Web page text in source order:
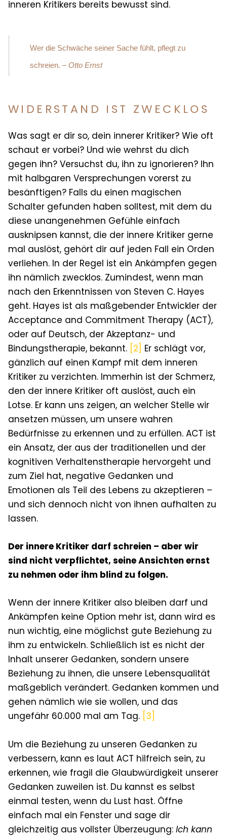
inneren Kritikers bereits bewusst sind.
Wer die Schwäche seiner Sache fühlt, pflegt zu
schreien. – Otto Ernst
WIDERSTAND IST ZWECKLOS
Was sagt er dir so, dein innerer Kritiker? Wie oft
schaut er vorbei? Und wie wehrst du dich
gegen ihn? Versuchst du, ihn zu ignorieren? Ihn
mit halbgaren Versprechungen vorerst zu
besänftigen? Falls du einen magischen
Schalter gefunden haben solltest, mit dem du
diese unangenehmen Gefühle einfach
ausknipsen kannst, die der innere Kritiker gerne
mal auslöst, gehört dir auf jeden Fall ein Orden
verliehen. In der Regel ist ein Ankämpfen gegen
ihn nämlich zwecklos. Zumindest, wenn man
nach den Erkenntnissen von Steven C. Hayes
geht. Hayes ist als maßgebender Entwickler der
Acceptance and Commitment Therapy (ACT),
oder auf Deutsch, der Akzeptanz- und
Bindungstherapie, bekannt. [2] Er schlägt vor,
gänzlich auf einen Kampf mit dem inneren
Kritiker zu verzichten. Immerhin ist der Schmerz,
den der innere Kritiker oft auslöst, auch ein
Lotse. Er kann uns zeigen, an welcher Stelle wir
ansetzen müssen, um unsere wahren
Bedürfnisse zu erkennen und zu erfüllen. ACT ist
ein Ansatz, der aus der traditionellen und der
kognitiven Verhaltenstherapie hervorgeht und
zum Ziel hat, negative Gedanken und
Emotionen als Teil des Lebens zu akzeptieren –
und sich dennoch nicht von ihnen aufhalten zu
lassen.
Der innere Kritiker darf schreien – aber wir
sind nicht verpflichtet, seine Ansichten ernst
zu nehmen oder ihm blind zu folgen.
Wenn der innere Kritiker also bleiben darf und
Ankämpfen keine Option mehr ist, dann wird es
nun wichtig, eine möglichst gute Beziehung zu
ihm zu entwickeln. Schließlich ist es nicht der
Inhalt unserer Gedanken, sondern unsere
Beziehung zu ihnen, die unsere Lebensqualität
maßgeblich verändert. Gedanken kommen und
gehen nämlich wie sie wollen, und das
ungefähr 60.000 mal am Tag. [3]
Um die Beziehung zu unseren Gedanken zu
verbessern, kann es laut ACT hilfreich sein, zu
erkennen, wie fragil die Glaubwürdigkeit unserer
Gedanken zuweilen ist. Du kannst es selbst
einmal testen, wenn du Lust hast. Öffne
einfach mal ein Fenster und sage dir
gleichzeitig aus vollster Überzeugung: Ich kann